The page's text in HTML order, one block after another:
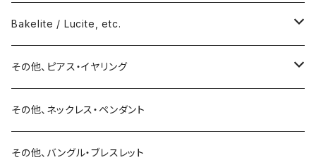
ネックレス
バングル・ブレスレット
リング
15号以上
ピアス
Bakelite / Lucite, etc.
ピアス・イヤリング
リング
バングル・ブレスレット
その他、ピアス・イヤリング
ピアス
イヤリング
その他、ネックレス・ペンダント
その他、バングル・ブレスレット